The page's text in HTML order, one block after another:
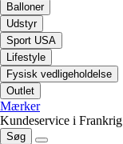
Balloner
Udstyr
Sport USA
Lifestyle
Fysisk vedligeholdelse
Outlet
Mærker
Kundeservice i Frankrig
Søg